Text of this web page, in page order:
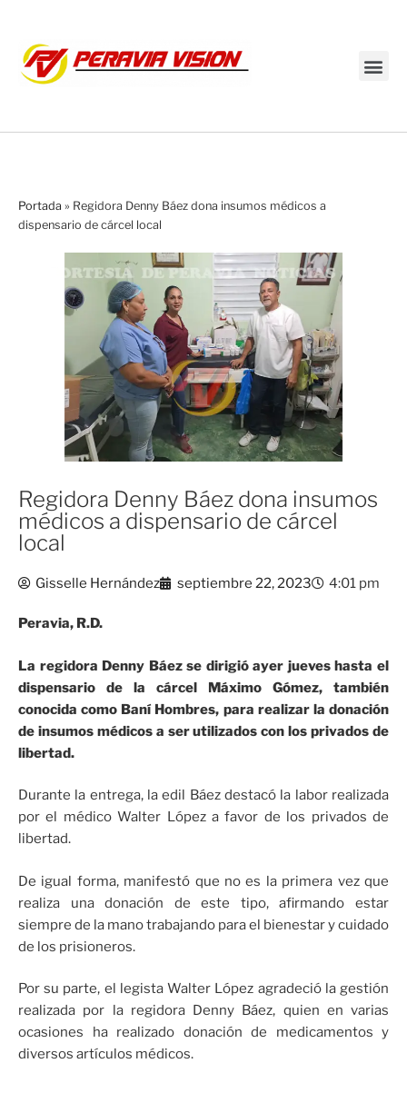
Portada » Regidora Denny Báez dona insumos médicos a
dispensario de cárcel local
Regidora Denny Báez dona insumos
médicos a dispensario de cárcel
local
Gisselle Hernández septiembre 22, 2023 4:01 pm
Peravia, R.D.
La regidora Denny Báez se dirigió ayer jueves hasta el
dispensario de la cárcel Máximo Gómez, también
conocida como Baní Hombres, para realizar la donación
de insumos médicos a ser utilizados con los privados de
libertad.
Durante la entrega, la edil Báez destacó la labor realizada
por el médico Walter López a favor de los privados de
libertad.
De igual forma, manifestó que no es la primera vez que
realiza una donación de este tipo, afirmando estar
siempre de la mano trabajando para el bienestar y cuidado
de los prisioneros.
Por su parte, el legista Walter López agradeció la gestión
realizada por la regidora Denny Báez, quien en varias
ocasiones ha realizado donación de medicamentos y
diversos artículos médicos.